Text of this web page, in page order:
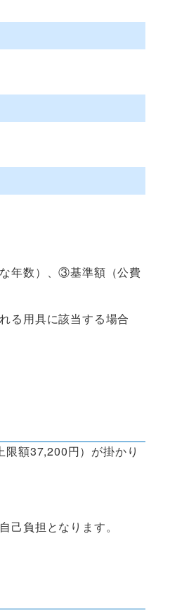
年数）、③基準額（公費
る用具に該当する場合
額37,200円）が掛かり
負担となります。